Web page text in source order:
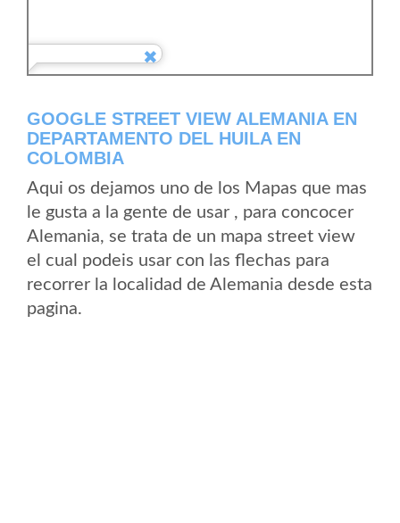
GOOGLE STREET VIEW ALEMANIA EN
DEPARTAMENTO DEL HUILA EN
COLOMBIA
Aqui os dejamos uno de los Mapas que mas
le gusta a la gente de usar , para concocer
Alemania, se trata de un mapa street view
el cual podeis usar con las flechas para
recorrer la localidad de Alemania desde esta
pagina.